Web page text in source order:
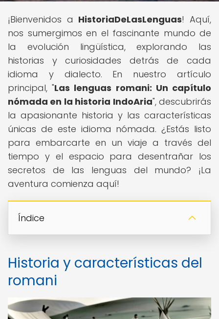
¡Bienvenidos a HistoriaDeLasLenguas! Aquí,
nos sumergimos en el fascinante mundo de
la evolución lingüística, explorando las
historias y curiosidades detrás de cada
idioma y dialecto. En nuestro artículo
principal, "Las lenguas romani: Un capítulo
nómada en la historia IndoAria", descubrirás
la apasionante historia y las características
únicas de este idioma nómada. ¿Estás listo
para embarcarte en un viaje a través del
tiempo y el espacio para desentrañar los
secretos de las lenguas del mundo? ¡La
aventura comienza aquí!
Índice
Historia y características del
romani